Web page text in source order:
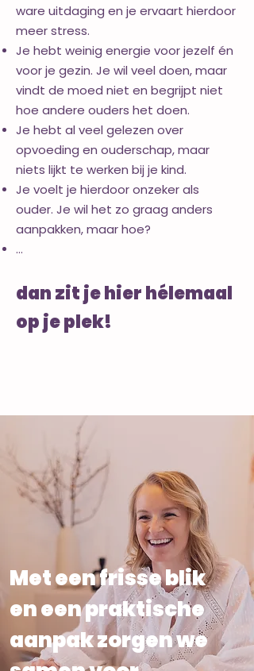
ware uitdaging en je ervaart hierdoor
meer stress.
Je hebt weinig energie voor jezelf én
voor je gezin. Je wil veel doen, maar
vindt de moed niet en begrijpt niet
hoe andere ouders het doen.
Je hebt al veel gelezen over
opvoeding en ouderschap, maar
niets lijkt te werken bij je kind.
Je voelt je hierdoor onzeker als
ouder. Je wil het zo graag anders
aanpakken, maar hoe?
…
dan zit je hier hélemaal
op je plek!
Met een frisse blik
en een praktische
aanpak zorgen we